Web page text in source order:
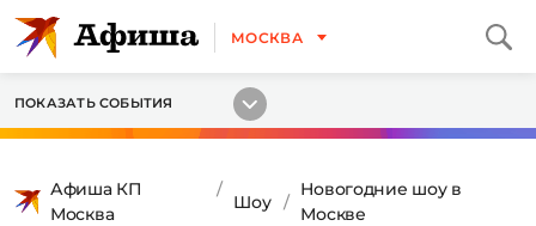
МОСКВА
ПОКАЗАТЬ СОБЫТИЯ
Афиша КП
Москва
Шоу
Новогодние шоу в
Москве